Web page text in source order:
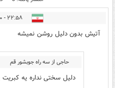
۲۲:۵۸ - ۱۴۰۵/۰۳/۲۰
آتیش بدون دلیل روشن نمیشه
حاجی از سه راه جوبشور قم
دلیل سختی نداره یه کبریت